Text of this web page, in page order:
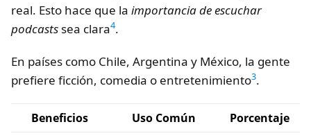
real. Esto hace que la importancia de escuchar
podcasts sea clara4.
En países como Chile, Argentina y México, la gente
prefiere ficción, comedia o entretenimiento3.
Beneficios Uso Común
Porcentaje